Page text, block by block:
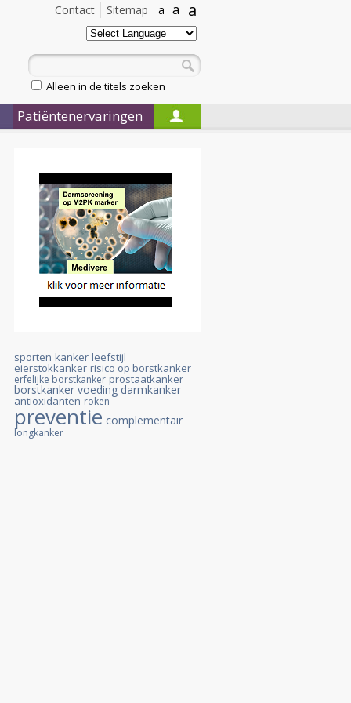
a
a
a
Sitemap
Contact
Alleen in de titels zoeken
Patiëntenervaringen
sporten kanker leefstijl
eierstokkanker risico op borstkanker
erfelijke borstkanker prostaatkanker
borstkanker voeding darmkanker
antioxidanten roken
preventie complementair
longkanker